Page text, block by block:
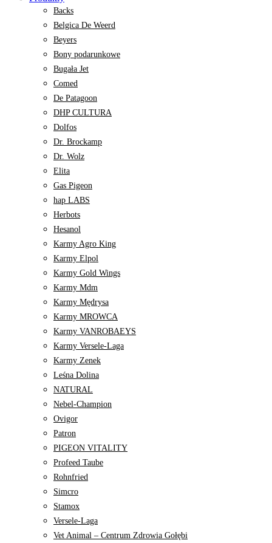
Backs
Belgica De Weerd
Beyers
Bony podarunkowe
Bugała Jet
Comed
De Patagoon
DHP CULTURA
Dolfos
Dr. Brockamp
Dr. Wolz
Elita
Gas Pigeon
hap LABS
Herbots
Hesanol
Karmy Agro King
Karmy Elpol
Karmy Gold Wings
Karmy Mdm
Karmy Mędrysa
Karmy MROWCA
Karmy VANROBAEYS
Karmy Versele-Laga
Karmy Zenek
Leśna Dolina
NATURAL
Nebel-Champion
Ovigor
Patron
PIGEON VITALITY
Profeed Taube
Rohnfried
Simcro
Stamox
Versele-Laga
Vet Animal – Centrum Zdrowia Gołębi